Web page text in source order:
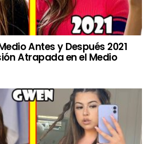
Antes y Después 2021
Atrapada en el Medio